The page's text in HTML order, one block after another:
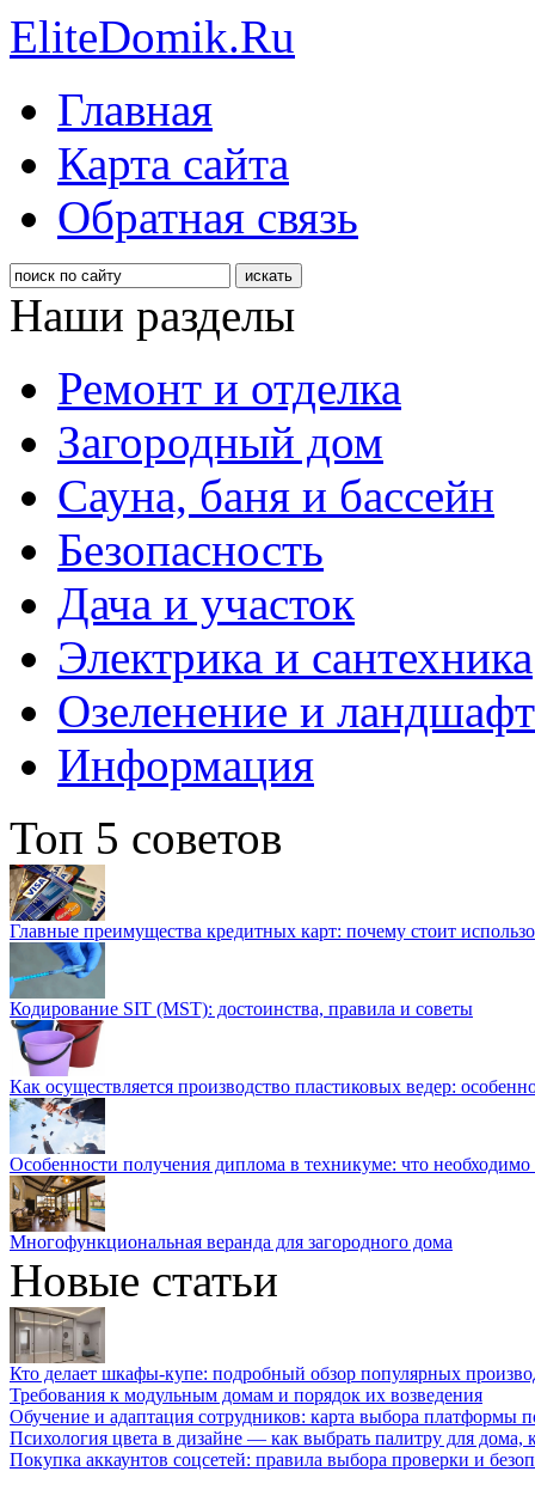
EliteDomik.Ru
Главная
Карта сайта
Обратная связь
Наши разделы
Ремонт и отделка
Загородный дом
Сауна, баня и бассейн
Безопасность
Дача и участок
Электрика и сантехника
Озеленение и
Информация
Топ 5 советов
Главные преимущества кредитных карт: почему стоит
Кодирование SIT (MST): достоинства, правила и советы
Как осуществляется производство пластиковых ведер:
Особенности получения диплома в техникуме: что необходимо
Многофункциональная веранда для загородного дома
Новые статьи
Кто делает шкафы-купе: подробный обзор популярных
Требования к модульным домам и порядок их возведения
Обучение и адаптация сотрудников: карта выбора платформы
Психология цвета в дизайне — как выбрать палитру для дома,
Покупка аккаунтов соцсетей: правила выбора проверки и